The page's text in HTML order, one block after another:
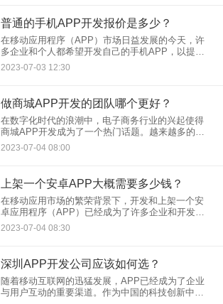
普通的手机APP开发报价是多少？
在移动应用程序（APP）市场日益发展的今天，许
多企业和个人都希望开发自己的手机APP，以提供
更好的服务和用户体验。然而，对于许多人来说，
了解手机APP开发的成本和报价可能是一个重要的
2023-07-03 12:30
做商城APP开发的团队哪个更好？
在数字化时代的浪潮中，电子商务行业的兴起使得
商城APP开发成为了一个热门话题。越来越多的企
业和创业者希望通过开发一个商城APP来扩大自己
的业务，并与用户建立更紧密的联系。然而，对于
2023-07-04 08:00
上架一个安卓APP大概需要多少钱？
在移动应用市场的繁荣背景下，开发和上架一个安
卓应用程序（APP）已经成为了许多企业和开发者
追逐的目标。然而，对于初次涉足这个领域的人来
说，上架一个安卓APP需要多少钱可能是一个重要
2023-07-04 08:30
深圳APP开发公司应该如何选？
随着移动互联网的迅猛发展，APP已经成为了企业
与用户互动的重要渠道。作为中国的科技创新中